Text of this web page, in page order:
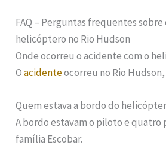
FAQ – Perguntas frequentes
helicóptero no Rio Hudson
Onde ocorreu o acidente com o
Oacidenteocorreu no Rio Hudson,
Quem estava a bordo do
A bordo estavam o piloto e quatro
família Escobar.